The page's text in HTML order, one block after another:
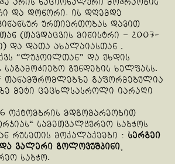
და დონორი. ის დღემდე
ურთიერთობას დავით
(თავდაცვის მინისტრი – 2007-
და დათა ახალაიასთან .
“ლუკოილთან” და უხდის
საგამოძიებო გუნდების ხელფასს.
თანამშრომლებზე გაფორმებულია
მეტი ცეცხლსასროლი იარაღი
ოქტომბრის მდგომარეობით
სამეთვალყურეო საბჭოს
რუსეთის მოქალაქეები : სერგეი
ვალერი გოლოვუშკინი,
საბჭო.